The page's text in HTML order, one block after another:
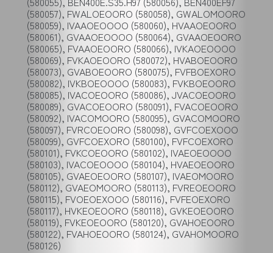
(580057), FWALOEOORO (580058), GWALOMOORO
(580059), IVAAOEOOOO (580060), HVAAOEOORO
(580061), GVAAOEOOOO (580064), GVAAOEOORO
(580065), FVAAOEOORO (580066), IVKAOEOOOO
(580069), FVKAOEOORO (580072), HVABOEOORO
(580073), GVABOEOORO (580075), FVFBOEXORO
(580082), IVKBOEOOOO (580083), FVKBOEOORO
(580085), IVACOEOORO (580086), JVACOEOORO
(580089), GVACOEOORO (580091), FVACOEOORO
(580092), IVACOMOORO (580095), GVACOMOORO
(580097), FVRCOEOORO (580098), GVFCOEXOOO
(580099), GVFCOEXORO (580100), FVFCOEXORO
(580101), FVKCOEOORO (580102), IVAEOEOOOO
(580103), IVACOEOOOO (580104), HVAEOEOORO
(580105), GVAEOEOORO (580107), IVAEOMOORO
(580112), GVAEOMOORO (580113), FVREOEOORO
(580115), FVOEOEXOOO (580116), FVFEOEXORO
(580117), HVKEOEOORO (580118), GVKEOEOORO
(580119), FVKEOEOORO (580120), GVAHOEOORO
(580122), FVAHOEOORO (580124), GVAHOMOORO
(580126)